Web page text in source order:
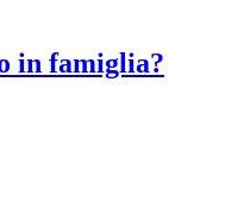
in famiglia?